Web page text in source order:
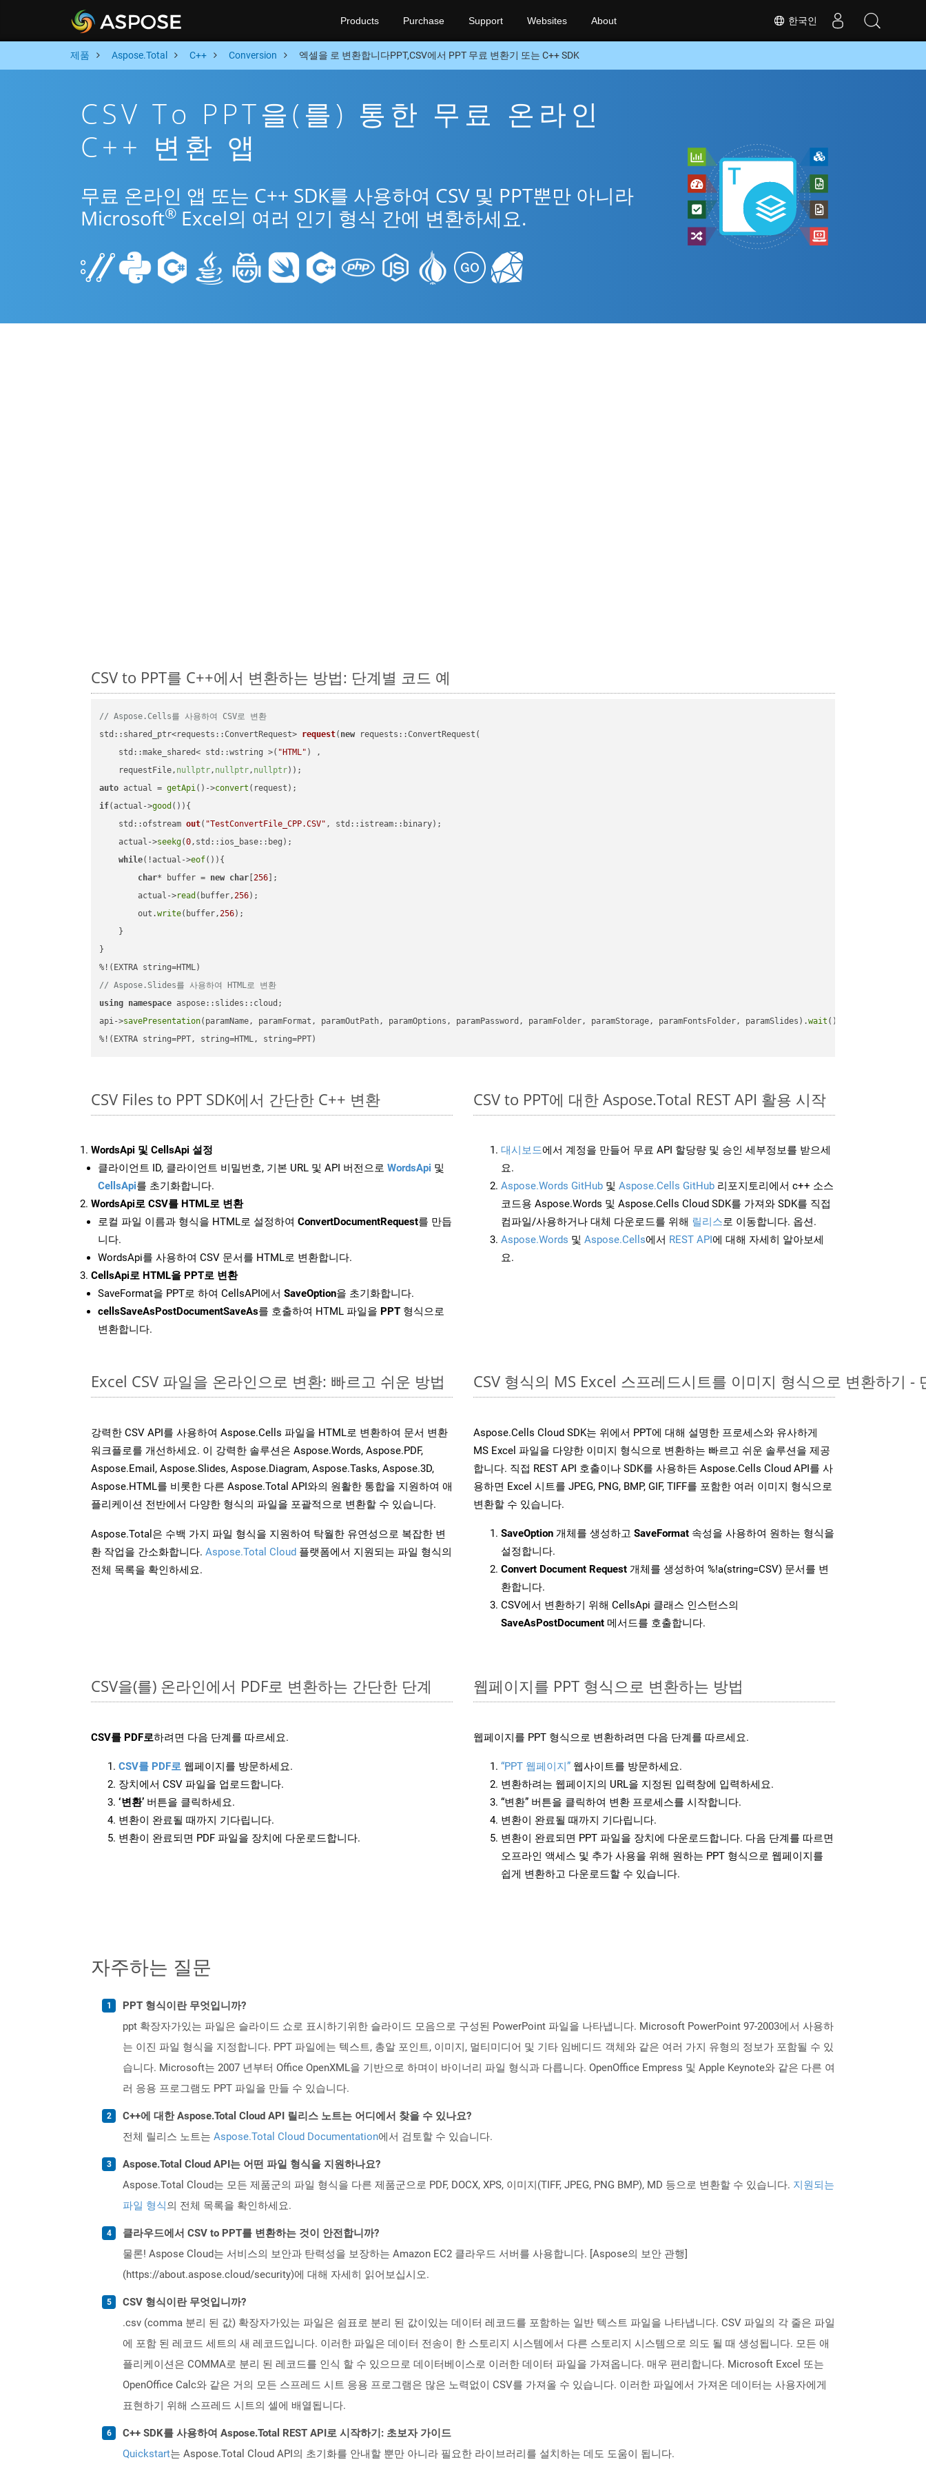
한국인
Products Purchase Support Websites About
제품 Aspose.Total C++ Conversion 엑셀을 로 변환합니다PPT,CSV에서 PPT 무료 변환기 또는 C++ SDK
CSV To PPT을(를) 통한 무료 온라인
C++ 변환 앱
무료 온라인 앱 또는 C++ SDK를 사용하여 CSV 및 PPT뿐만 아니라
Microsoft® Excel의 여러 인기 형식 간에 변환하세요.
CSV to PPT를 C++에서 변환하는 방법: 단계별 코드 예
// Aspose.Cells를 사용하여 CSV로 변환
std::shared_ptr<requests::ConvertRequest> request( new requests::ConvertRequest(
    std::make_shared< std::wstring >(
"HTML" ) ,
    requestFile,
nullptr, nullptr, nullptr))
auto actual = getApi()->convert
if(actual->good ()){
std::ofstream out( "TestConvertFile_CPP.CSV" , std::istream::binary) ;
    actual->
seekg(0,std::ios_base::beg);
while(!actual->eof()){
char* buffer = new char [256 ];
        actual->
read (buffer,256);
        out.
write(buffer,256);
    }
}
// Aspose.Slides를 사용하여 HTML로 변환
using namespace aspose::slides::cloud;
api->savePresentation(paramName, paramFormat, paramOutPath, paramOptions, paramPassword, paramFolder, paramStorage, paramFontsFolder, paramSlides).wait ();
%!(EXTRA string=PPT, string=HTML, string=PPT)
CSV Files to PPT SDK에서 간단한 C++ 변환
WordsApi 및 CellsApi 설정
클라이언트 ID, 클라이언트 비밀번호, 기본 URL 및 API 버전으로 WordsApi 및
CellsApi를 초기화합니다.
WordsApi로 CSV를 HTML로 변환
로컬 파일 이름과 형식을 HTML로 설정하여 ConvertDocumentRequest를 만듭
니다.
WordsApi를 사용하여 CSV 문서를 HTML로 변환합니다.
CellsApi로 HTML을 PPT로 변환
SaveFormat을 PPT로 하여 CellsAPI에서 SaveOption을 초기화합니다.
cellsSaveAsPostDocumentSaveAs를 호출하여 HTML 파일을 PPT 형식으로
변환합니다.
CSV to PPT에 대한 Aspose.Total REST API 활용 시작
대시보드에서 계정을 만들어 무료 API 할당량 및 승인 세부정보를 받으세
요.
Aspose.Words GitHub 및 Aspose.Cells GitHub 리포지토리에서 c++ 소스
코드용 Aspose.Words 및 Aspose.Cells Cloud SDK를 가져와 SDK를 직접
컴파일/사용하거나 대체 다운로드를 위해 릴리스로 이동합니다. 옵션.
Aspose.Words 및 Aspose.Cells에서 REST API에 대해 자세히 알아보세
요.
Excel CSV 파일을 온라인으로 변환: 빠르고 쉬운 방법
강력한 CSV API를 사용하여 Aspose.Cells 파일을 HTML로 변환하여 문서 변환
워크플로를 개선하세요. 이 강력한 솔루션은 Aspose.Words, Aspose.PDF,
Aspose.Email, Aspose.Slides, Aspose.Diagram, Aspose.Tasks, Aspose.3D,
Aspose.HTML를 비롯한 다른 Aspose.Total API와의 원활한 통합을 지원하여 애
플리케이션 전반에서 다양한 형식의 파일을 포괄적으로 변환할 수 있습니다.
Aspose.Total은 수백 가지 파일 형식을 지원하여 탁월한 유연성으로 복잡한 변
환 작업을 간소화합니다. Aspose.Total Cloud 플랫폼에서 지원되는 파일 형식의
전체 목록을 확인하세요.
CSV 형식의 MS Excel 스프레드시트를 이미지 형식으로 변환하기 -
Aspose.Cells Cloud SDK는 위에서 PPT에 대해 설명한 프로세스와 유사하게
MS Excel 파일을 다양한 이미지 형식으로 변환하는 빠르고 쉬운 솔루션을 제공
합니다. 직접 REST API 호출이나 SDK를 사용하든 Aspose.Cells Cloud API를 사
용하면 Excel 시트를 JPEG, PNG, BMP, GIF, TIFF를 포함한 여러 이미지 형식으로
변환할 수 있습니다.
SaveOption 개체를 생성하고 SaveFormat 속성을 사용하여 원하는 형식을
설정합니다.
Convert Document Request 개체를 생성하여 %!a(string=CSV) 문서를 변
환합니다.
CSV에서 변환하기 위해 CellsApi 클래스 인스턴스의
SaveAsPostDocument 메서드를 호출합니다.
CSV을(를) 온라인에서 PDF로 변환하는 간단한 단계
CSV를 PDF로하려면 다음 단계를 따르세요.
CSV를 PDF로 웹페이지를 방문하세요.
장치에서 CSV 파일을 업로드합니다.
‘변환’ 버튼을 클릭하세요.
변환이 완료될 때까지 기다립니다.
변환이 완료되면 PDF 파일을 장치에 다운로드합니다.
웹페이지를 PPT 형식으로 변환하는 방법
웹페이지를 PPT 형식으로 변환하려면 다음 단계를 따르세요.
“PPT 웹페이지” 웹사이트를 방문하세요.
변환하려는 웹페이지의 URL을 지정된 입력창에 입력하세요.
“변환” 버튼을 클릭하여 변환 프로세스를 시작합니다.
변환이 완료될 때까지 기다립니다.
변환이 완료되면 PPT 파일을 장치에 다운로드합니다. 다음 단계를 따르면
오프라인 액세스 및 추가 사용을 위해 원하는 PPT 형식으로 웹페이지를
쉽게 변환하고 다운로드할 수 있습니다.
자주하는 질문
PPT 형식이란 무엇입니까?
ppt 확장자가있는 파일은 슬라이드 쇼로 표시하기위한 슬라이드 모음으로 구성된 PowerPoint 파일을 나타냅니다. Microsoft PowerPoint 97-2003에서 사용하
는 이진 파일 형식을 지정합니다. PPT 파일에는 텍스트, 총알 포인트, 이미지, 멀티미디어 및 기타 임베디드 객체와 같은 여러 가지 유형의 정보가 포함될 수 있
습니다. Microsoft는 2007 년부터 Office OpenXML을 기반으로 하며이 바이너리 파일 형식과 다릅니다. OpenOffice Empress 및 Apple Keynote와 같은 다른 여
러 응용 프로그램도 PPT 파일을 만들 수 있습니다.
C++에 대한 Aspose.Total Cloud API 릴리스 노트는 어디에서 찾을 수 있나요?
전체 릴리스 노트는 Aspose.Total Cloud Documentation에서 검토할 수 있습니다.
Aspose.Total Cloud API는 어떤 파일 형식을 지원하나요?
Aspose.Total Cloud는 모든 제품군의 파일 형식을 다른 제품군으로 PDF, DOCX, XPS, 이미지(TIFF, JPEG, PNG BMP), MD 등으로 변환할 수 있습니다. 지원되는
파일 형식의 전체 목록을 확인하세요.
클라우드에서 CSV to PPT를 변환하는 것이 안전합니까?
물론! Aspose Cloud는 서비스의 보안과 탄력성을 보장하는 Amazon EC2 클라우드 서버를 사용합니다. [Aspose의 보안 관행]
(https://about.aspose.cloud/security)에 대해 자세히 읽어보십시오.
CSV 형식이란 무엇입니까?
.csv (comma 분리 된 값) 확장자가있는 파일은 쉼표로 분리 된 값이있는 데이터 레코드를 포함하는 일반 텍스트 파일을 나타냅니다. CSV 파일의 각 줄은 파일
에 포함 된 레코드 세트의 새 레코드입니다. 이러한 파일은 데이터 전송이 한 스토리지 시스템에서 다른 스토리지 시스템으로 의도 될 때 생성됩니다. 모든 애
플리케이션은 COMMA로 분리 된 레코드를 인식 할 수 있으므로 데이터베이스로 이러한 데이터 파일을 가져옵니다. 매우 편리합니다. Microsoft Excel 또는
OpenOffice Calc와 같은 거의 모든 스프레드 시트 응용 프로그램은 많은 노력없이 CSV를 가져올 수 있습니다. 이러한 파일에서 가져온 데이터는 사용자에게
표현하기 위해 스프레드 시트의 셀에 배열됩니다.
C++ SDK를 사용하여 Aspose.Total REST API로 시작하기: 초보자 가이드
Quickstart는 Aspose.Total Cloud API의 초기화를 안내할 뿐만 아니라 필요한 라이브러리를 설치하는 데도 도움이 됩니다.